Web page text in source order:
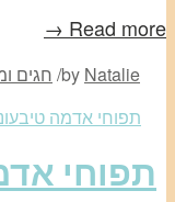
Read more →
חגים /by Natalie
תפוחי